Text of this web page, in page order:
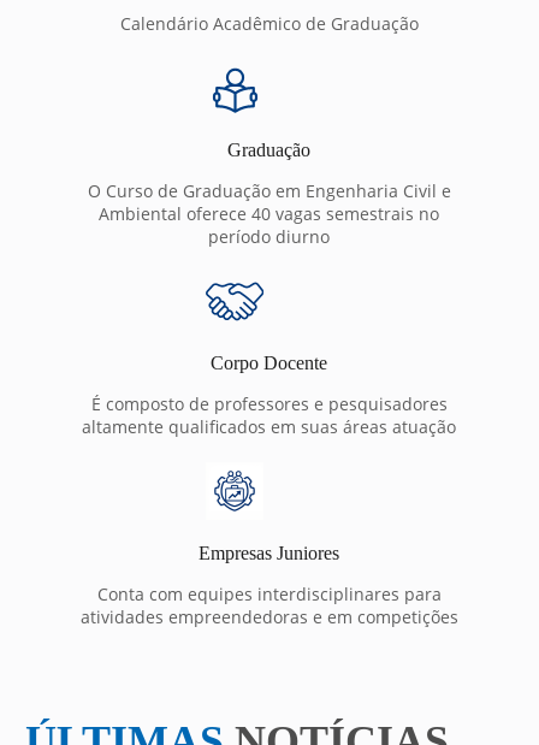
Calendário Acadêmico de Graduação
Graduação
O Curso de Graduação em Engenharia Civil e
Ambiental oferece 40 vagas semestrais no
período diurno
Corpo Docente
É composto de professores e pesquisadores
altamente qualificados em suas áreas atuação
Empresas Juniores
Conta com equipes interdisciplinares para
atividades empreendedoras e em competições